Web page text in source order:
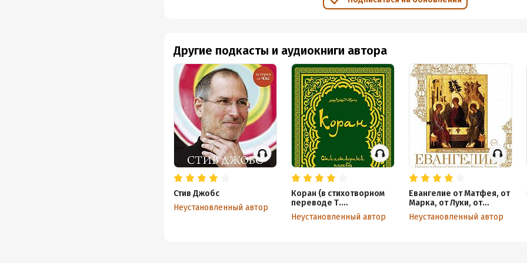
10.30 Благодаря ЕГЭ учителям и ученикам есть против кого дружить
16.00 Родители меня не трогают, иначе я просто взорвусь
17.20 Это просто зубрёжка!
20.50 Чтобы сдать ЕГЭ, выбирайте общагу – проще только география
22.30 Давайте-ка вы здраво будете себя оценивать! Как учителя
надежды сдать экзамен хорошо
25.09 Ваше поколение вообще не читает! Да и мир вообще рухнет
26.40 Абсолютно все занимаются с репетиторами
28.50 Школа готовит на 75 баллов, а остальное, ребята, это ваши
Другие подкасты и аудиокниги автора
Стив Джобс
Неустановленный автор
Коран (в стихотворном
переводе Т.
Шумовского)
Неустановленный автор
Евангелие от Матфея, от
Марка, от Луки, от
Иоанна
Неустановленный автор